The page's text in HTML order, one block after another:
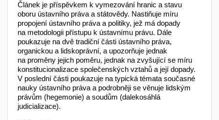
Článek je příspěvkem k vymezování hranic a stavu
oboru ústavního práva a státovědy. Nastiňuje míru
propojení ústavního práva a politiky, jež má dopady
na metodologii přístupu k ústavnímu právu. Dále
poukazuje na dvě tradiční části ústavního práva,
organickou a lidskoprávní, a upozorňuje jednak
na proměny jejich poměru, jednak na zvyšující se míru
konstitucionalizace společenských vztahů a její dopady.
V poslední části poukazuje na typická témata současné
nauky ústavního práva a podrobněji se věnuje lidským
právům (hegemonie) a soudům (dalekosáhlá
judicializace).